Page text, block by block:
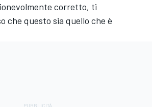
corretto, ti
che questo sia quello che è